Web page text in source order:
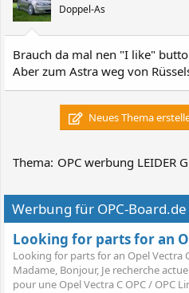
Doppel-As
Brauch da mal nen "I like"
Aber zum Astra weg von
Neues Thema
Thema: OPC werbung LEIDER
Werbung für OPC-
Looking for parts for an
Looking for parts for an Opel Vectra
Madame, Bonjour, Je recherche
pour une Opel Vectra C OPC / OPC